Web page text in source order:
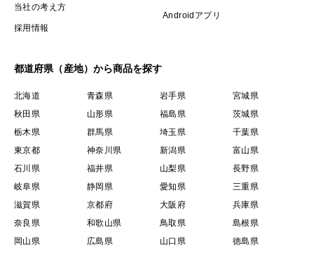
当社の考え方
採用情報
Androidアプリ
都道府県（産地）から商品を探す
北海道 青森県 岩手県
宮城県
秋田県
山形県 福島県
茨城県
栃木県
群馬県 埼玉県
千葉県
東京都
神奈川県 新潟県
富山県
石川県
福井県 山梨県
長野県
岐阜県
静岡県 愛知県
三重県
滋賀県
京都府 大阪府
兵庫県
奈良県
和歌山県 鳥取県
島根県
岡山県
広島県 山口県
徳島県